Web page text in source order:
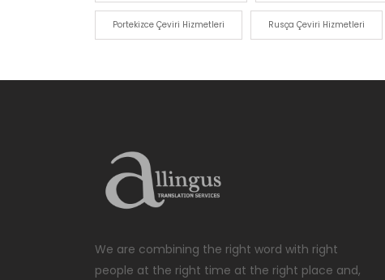
Portekizce Çeviri Hizmetleri Rusça Çeviri Hizmetleri
We are combining the right word with right
people at the right time at the right place and,